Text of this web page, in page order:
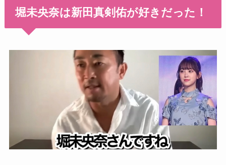
堀未央奈は新田真剣佑が好きだった！